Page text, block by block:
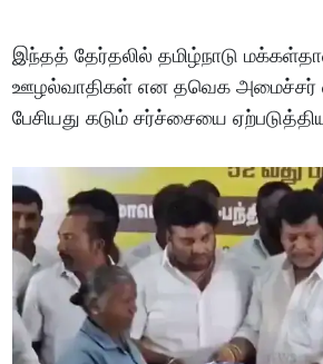
இந்தத் தேர்தலில் தமிழ்நாடு
ஊழல்வாதிகள் என தவெக அமைச்சர்
பேசியது கடும் சர்ச்சையை